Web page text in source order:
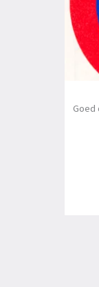
Goed